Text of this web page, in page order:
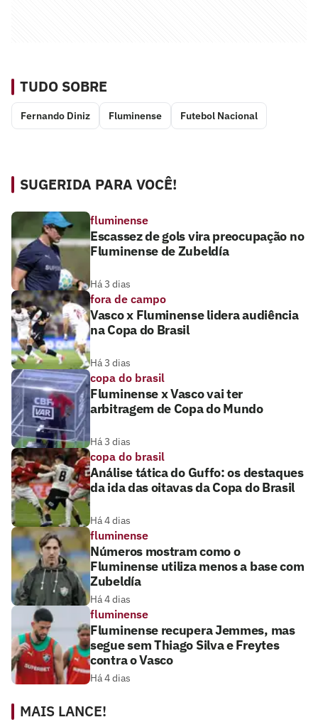
TUDO SOBRE
Fernando Diniz Fluminense Futebol Nacional
SUGERIDA PARA VOCÊ!
fluminense
Escassez de gols vira preocupação no
Fluminense de Zubeldía
Há 3 dias
fora de campo
Vasco x Fluminense lidera audiência
na Copa do Brasil
Há 3 dias
copa do brasil
Fluminense x Vasco vai ter
arbitragem de Copa do Mundo
Há 3 dias
copa do brasil
Análise tática do Guffo: os destaques
da ida das oitavas da Copa do Brasil
Há 4 dias
fluminense
Números mostram como o
Fluminense utiliza menos a base com
Zubeldía
Há 4 dias
fluminense
Fluminense recupera Jemmes, mas
segue sem Thiago Silva e Freytes
contra o Vasco
Há 4 dias
MAIS LANCE!